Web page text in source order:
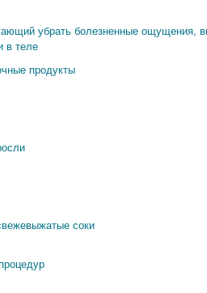
убрать болезненные ощущения,
в теле
продукты
соки